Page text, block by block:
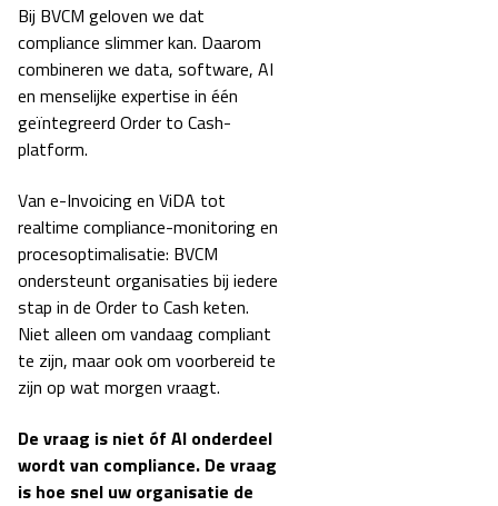
Bij BVCM geloven we dat
compliance slimmer kan. Daarom
combineren we data, software, AI
en menselijke expertise in één
geïntegreerd Order to Cash-
platform.
Van e-Invoicing en ViDA tot
realtime compliance-monitoring en
procesoptimalisatie: BVCM
ondersteunt organisaties bij iedere
stap in de Order to Cash keten.
Niet alleen om vandaag compliant
te zijn, maar ook om voorbereid te
zijn op wat morgen vraagt.
De vraag is niet óf AI onderdeel
wordt van compliance. De vraag
is hoe snel uw organisatie de